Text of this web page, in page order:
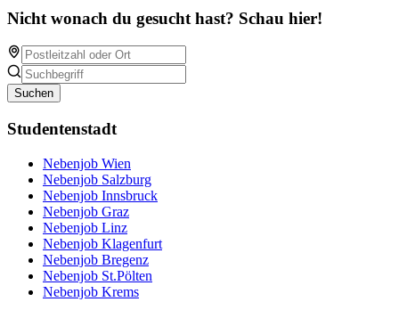
Nicht wonach du gesucht hast? Schau hier!
Suchen
Studentenstadt
Nebenjob Wien
Nebenjob Salzburg
Nebenjob Innsbruck
Nebenjob Graz
Nebenjob Linz
Nebenjob Klagenfurt
Nebenjob Bregenz
Nebenjob St.Pölten
Nebenjob Krems